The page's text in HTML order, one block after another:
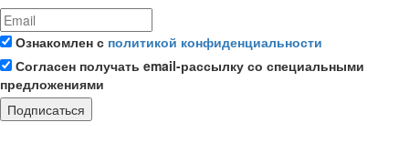
Ознакомлен с политикой конфиденциальности
Согласен получать email-рассылку со специальными
предложениями
Подписаться